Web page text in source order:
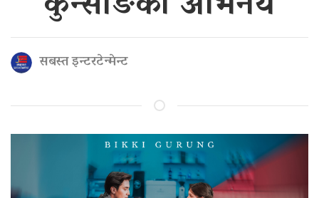
सबस्त इन्टरटेन्मेन्ट